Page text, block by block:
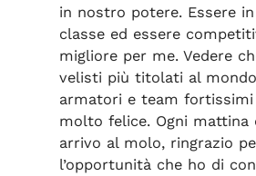
in nostro potere. Essere
classe ed essere
migliore per me. Vedere
velisti più titolati al
armatori e team
molto felice. Ogni mattina
arrivo al molo, ringrazio
l’opportunità che ho di